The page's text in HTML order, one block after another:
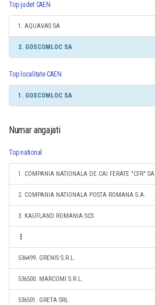
Top judet CAEN
1. AQUAVAS SA
2. GOSCOMLOC SA
Top localitate CAEN
1. GOSCOMLOC SA
Numar angajati
Top national
1. COMPANIA NATIONALA DE CAI FERATE "CFR" SA
2. COMPANIA NATIONALA POSTA ROMANA S.A.
3. KAUFLAND ROMANIA SCS
536499. GRENIS S.R.L.
536500. MARCOMI S.R.L.
536501. GRETA SRL